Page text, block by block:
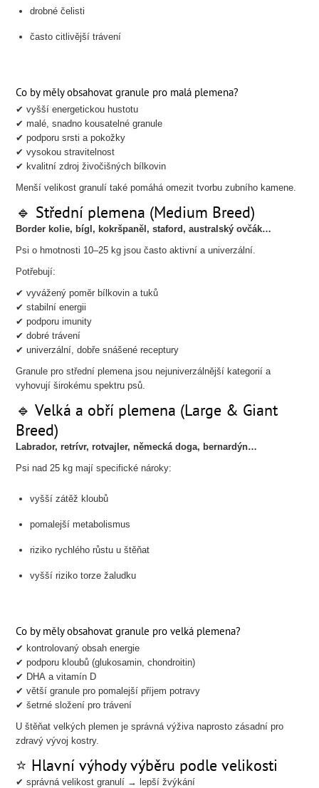
drobné čelisti
často citlivější trávení
Co by měly obsahovat granule pro malá plemena?
✔ vyšší energetickou hustotu
✔ malé, snadno kousatelné granule
✔ podporu srsti a pokožky
✔ vysokou stravitelnost
✔ kvalitní zdroj živočišných bílkovin
Menší velikost granulí také pomáhá omezit tvorbu zubního kamene.
🔹 Střední plemena (Medium Breed)
Border kolie, bígl, kokršpaněl, staford, australský ovčák…
Psi o hmotnosti 10–25 kg jsou často aktivní a univerzální.
Potřebují:
✔ vyvážený poměr bílkovin a tuků
✔ stabilní energii
✔ podporu imunity
✔ dobré trávení
✔ univerzální, dobře snášené receptury
Granule pro střední plemena jsou nejuniverzálnější kategorií a
vyhovují širokému spektru psů.
🔹 Velká a obří plemena (Large & Giant
Breed)
Labrador, retrívr, rotvajler, německá doga, bernardýn…
Psi nad 25 kg mají specifické nároky:
vyšší zátěž kloubů
pomalejší metabolismus
riziko rychlého růstu u štěňat
vyšší riziko torze žaludku
Co by měly obsahovat granule pro velká plemena?
✔ kontrolovaný obsah energie
✔ podporu kloubů (glukosamin, chondroitin)
✔ DHA a vitamín D
✔ větší granule pro pomalejší příjem potravy
✔ šetrné složení pro trávení
U štěňat velkých plemen je správná výživa naprosto zásadní pro
zdravý vývoj kostry.
⭐ Hlavní výhody výběru podle velikosti
✔ správná velikost granulí → lepší žvýkání